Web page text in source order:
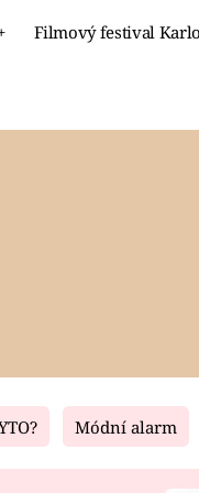
Filmový festival
Living
Módní alarm